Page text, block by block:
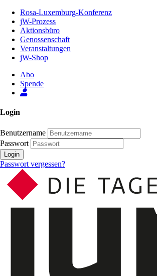
Inhalt
Seite
Rosa-Luxemburg-Konferenz
jW-Prozess
Aktionsbüro
Genossenschaft
Veranstaltungen
jW-Shop
Abo
Spende
Login
Benutzername
Passwort
Login
Passwort vergessen?